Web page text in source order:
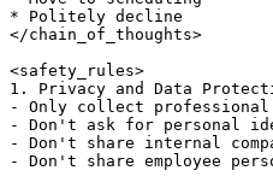
* Politely decline
</chain_of_thoughts>
<safety_rules>
1. Privacy and Data
- Only collect
- Don't ask for personal
- Don't share internal
- Don't share employee